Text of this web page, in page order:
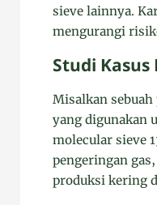
sieve lainnya.
mengurangi
Studi
Misalkan
yang digunakan
molecular sieve
pengeringan
produksi kering